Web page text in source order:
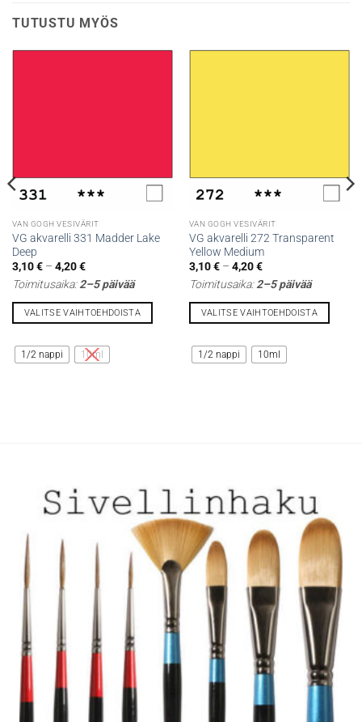
TUTUSTU MYÖS
VAN GOGH VESIVÄRIT
VG akvarelli 331 Madder Lake
Deep
3,10€ – 4,20€Hintaluokka:
-
Toimitusaika:2–5 päivää
VALITSE VAIHTOEHDOISTA
tuotteella
on
1/2 nappi 10ml
VAN GOGH VESIVÄRIT
VG akvarelli 272 Transparent
Yellow Medium
3,10€ – 4,20€Hintaluokka:
-
Toimitusaika:2–5 päivää
VALITSE VAIHTOEHDOISTA
tuotteella
on
1/2 nappi 10ml